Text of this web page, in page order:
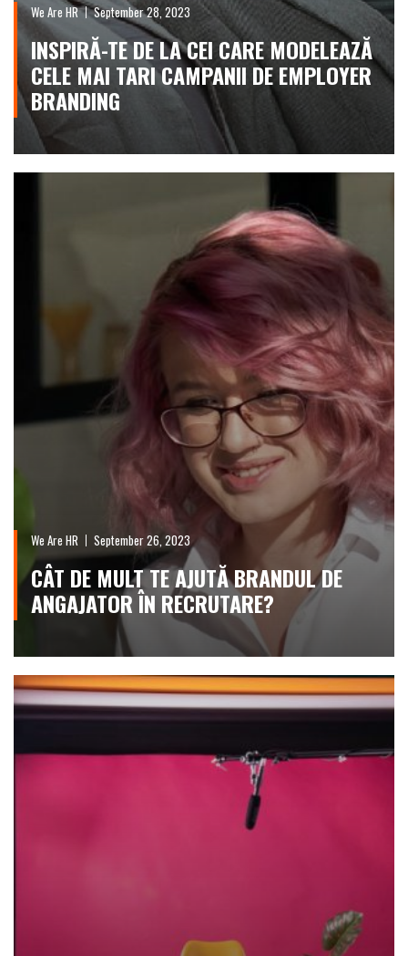
We Are HR September 28, 2023
INSPIRĂ-TE DE LA CEI CARE MODELEAZĂ
CELE MAI TARI CAMPANII DE EMPLOYER
BRANDING
We Are HR September 26, 2023
CÂT DE MULT TE AJUTĂ BRANDUL DE
ANGAJATOR ÎN RECRUTARE?